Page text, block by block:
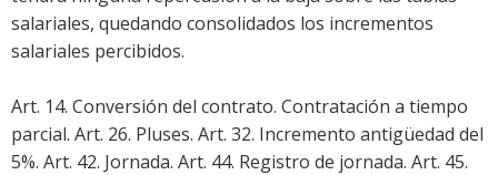
salariales, quedando consolidados los incrementos
salariales percibidos.
Art. 14. Conversión del contrato. Contratación a tiempo
parcial. Art. 26. Pluses. Art. 32. Incremento antigüedad del
5%. Art. 42. Jornada. Art. 44. Registro de jornada. Art. 45.